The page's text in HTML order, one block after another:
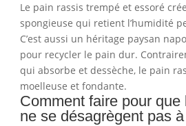
Le pain rassis trempé et essoré
spongieuse qui retient l’humidité
C’est aussi un héritage paysan
pour recycler le pain dur.
qui absorbe et dessèche, le pain
moelleuse et fondante.
Comment faire pour que
ne se désagrègent pas